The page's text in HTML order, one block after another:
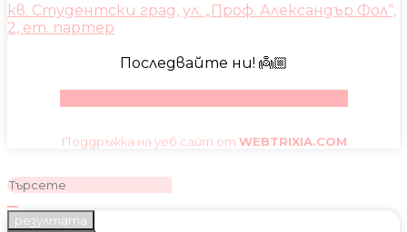
кв. Студентски град, ул. „Проф. Александър Фол“,
2, ет. партер
Последвайте ни! 👼🏼
Поддръжка на уеб сайт от WEBTRIXIA.COM
резултата